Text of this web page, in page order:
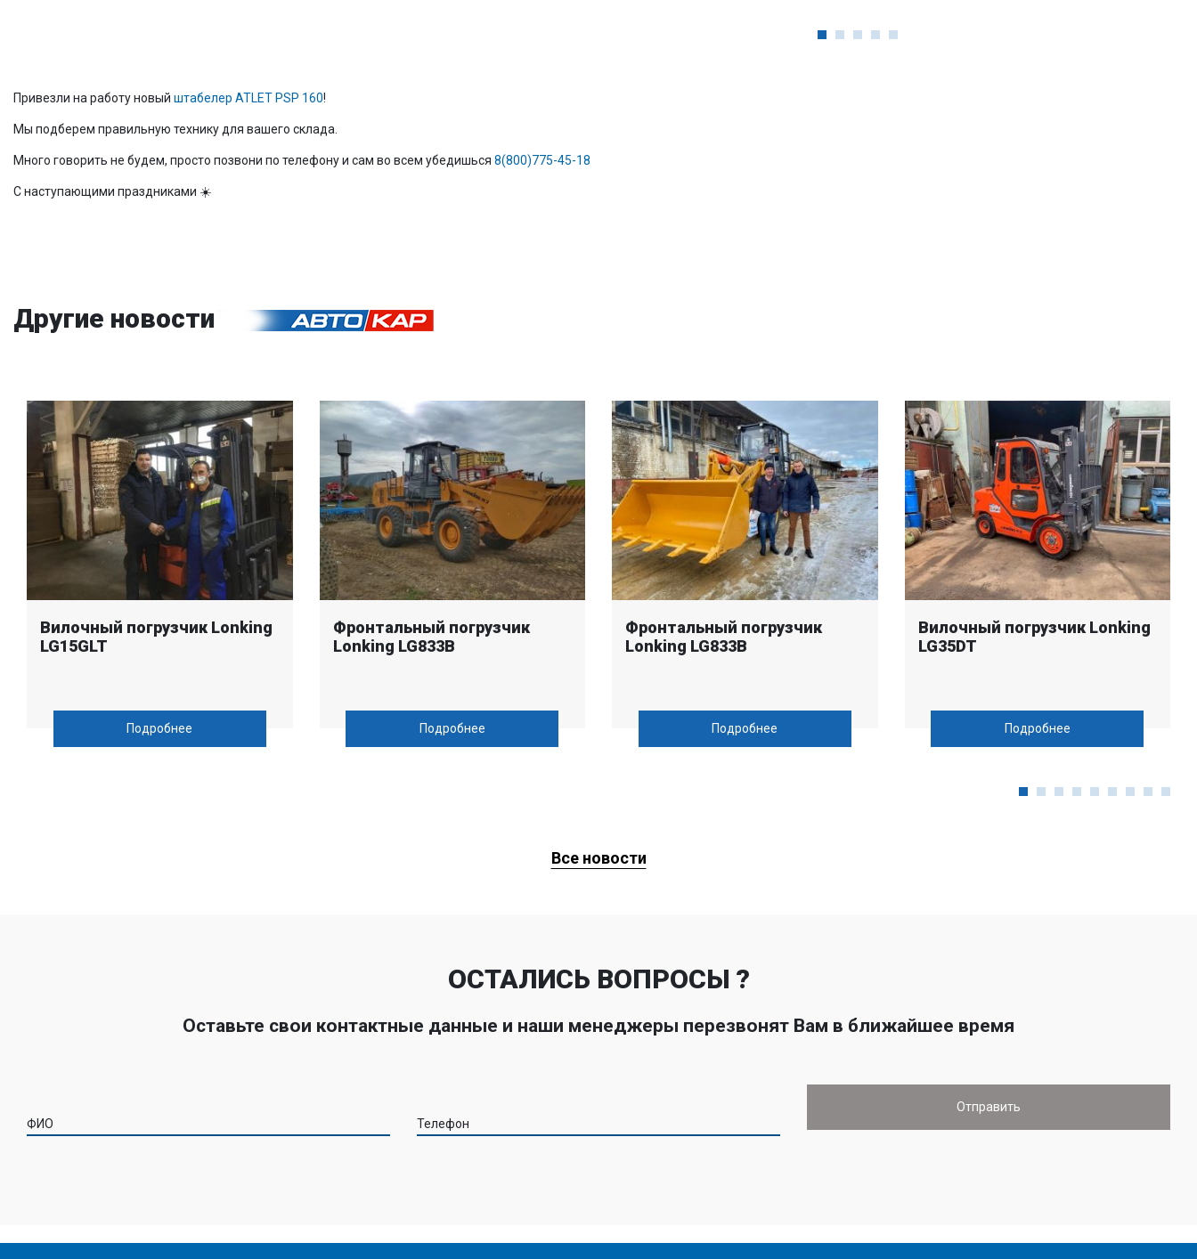
Привезли на работу новый штабелер ATLET PSP 160!
Мы подберем правильную технику для вашего склада.
Много говорить не будем, просто позвони по телефону и сам во всем убедишься 8(800)775-45-18
С наступающими праздниками ☀️
Другие новости
Вилочный погрузчик Lonking
LG15GLT
Подробнее
Фронтальный погрузчик
Lonking LG833B
Подробнее
Фронтальный погрузчик
Lonking LG833B
Подробнее
Вилочный погрузчик Lonking
LG35DT
Подробнее
Все новости
ОСТАЛИСЬ ВОПРОСЫ ?
Оставьте свои контактные данные и наши менеджеры перезвонят Вам в ближайшее время
ФИО Телефон